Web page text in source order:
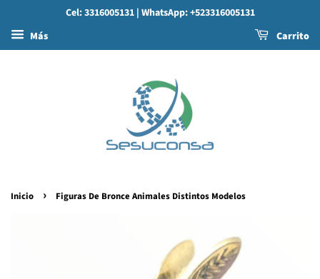
Cel: 3316005131 | WhatsApp: +523316005131
Más
Carrito
Inicio › Figuras De Bronce Animales Distintos Modelos